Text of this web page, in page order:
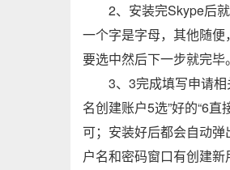
2、安装完Skype后
一个字是字母，其他随
要选中然后下一步就完毕。
3、3完成填写申请
名创建账户5选”好的“6
可；安装好后都会自动
户名和密码窗口有创建